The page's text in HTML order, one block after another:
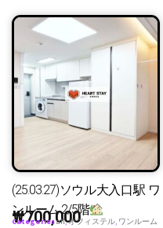
(25.03.27)ソウル大入口駅 ワ
ンルーム 2/5階
₩700,000
Categoriesall,オフィステル, ワンルーム